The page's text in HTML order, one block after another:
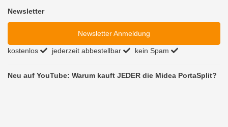
Newsletter
Newsletter Anmeldung
kostenlos jederzeit abbestellbar kein Spam
Neu auf YouTube: Warum kauft JEDER die Midea PortaSplit?